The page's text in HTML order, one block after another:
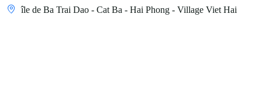
île de Ba Trai Dao - Cat Ba - Hai Phong - Village Viet Hai